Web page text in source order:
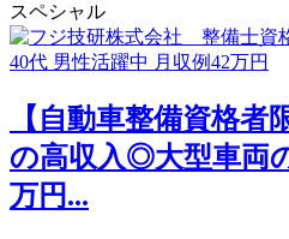
スペシャル
【自動車整備資格者
の高収入◎大型車両
万円...